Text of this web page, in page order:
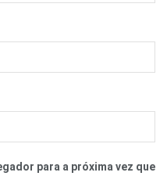
para a próxima vez que